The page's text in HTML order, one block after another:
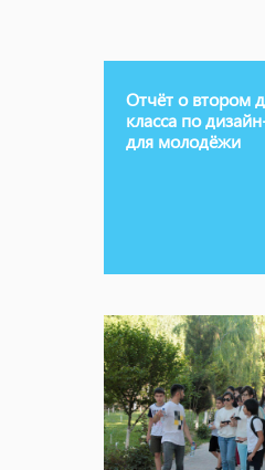
Отчёт о втором
класса по
для молодёжи